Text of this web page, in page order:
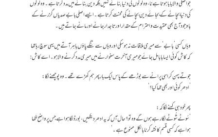
جو اصلی والا بابا ہوتا ہے نا، وہ لوگوں کی دنیا بنانے نہیں بلکہ دین بنانے میں مدد کرتا ہے۔ وہ لوگوں
کی دنیا بچانے کے بجائے دین بچانے کی محنت کرتا ہے۔ ایسے اصلی بابے صدیاں گزرنے کے
باوجود آج بھی عقیدت و احترام کے حقدار اور تاجدار جانے اور مانے جاتے ہیں۔
وہاں کسی ’بابے‘ سے میری ملاقات نہ ہو سکی اور وہاں سے ننگے پاؤں باہر آتے میں یہی سوچ رہا تھا
کہ کاش کوئی ایسا بابا مل جائے جو میری آخرت سنوارنے میں میری مدد کرنے والا ہو۔ اے کاش!
جوتے پہن کر اسی پرانے سے بوڑھے کے پاس ایک بار پھر ہم کھڑے تھے۔ وہ پوچھنے لگا:
’ادھر کوئی اور بھی تھا کیا؟‘
پھر خود ہی کہنے لگا کہ:
’سُوٹے شُوٹے لگا رہے ہوں گے وہ تو؟ حال آں کہ یہ ادھر دیکھیں، بورڈ لگا ہوا ہے جس پر واضح لکھا
ہوا ہے کہ کسی قسم کا نشہ کرنا بالکل ممنوع ہے۔‘